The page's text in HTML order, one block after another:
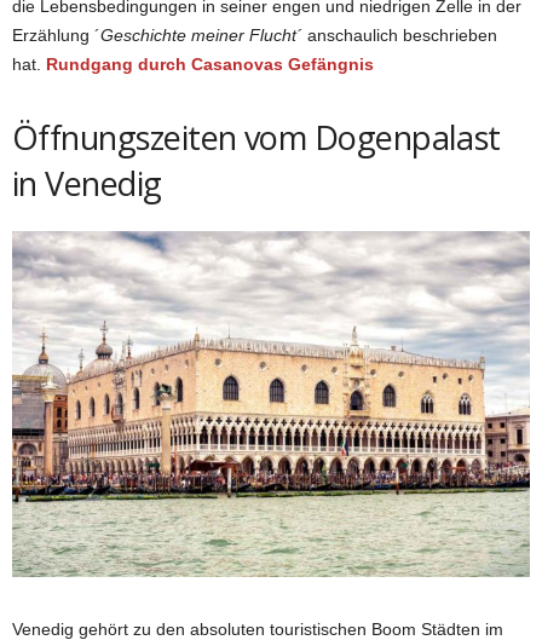
die Lebensbedingungen in seiner engen und niedrigen Zelle in der
Erzählung ´Geschichte meiner Flucht´ anschaulich beschrieben
hat. Rundgang durch Casanovas Gefängnis
Öffnungszeiten vom Dogenpalast
in Venedig
Venedig gehört zu den absoluten touristischen Boom Städten im